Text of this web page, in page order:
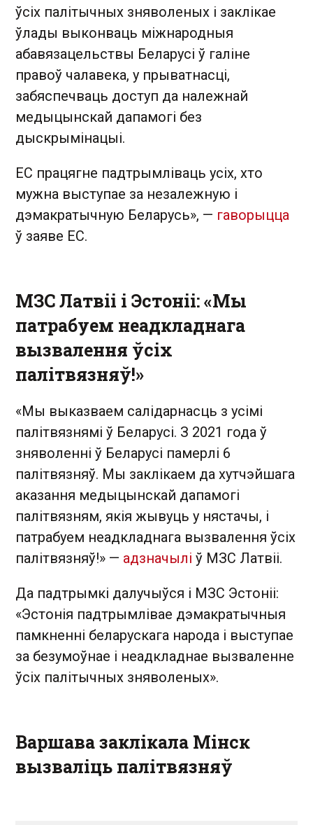
ўсіх палітычных зняволеных і заклікае
ўлады выконваць міжнародныя
абавязацельствы Беларусі ў галіне
правоў чалавека, у прыватнасці,
забяспечваць доступ да належнай
медыцынскай дапамогі без
дыскрымінацыі.
ЕС працягне падтрымліваць усіх, хто
мужна выступае за незалежную і
дэмакратычную Беларусь», — гаворыцца
ў заяве ЕС.
МЗC Латвіі і Эстоніі: «Мы
патрабуем неадкладнага
вызвалення ўсіх
палітвязняў!»
«Мы выказваем салідарнасць з усімі
палітвязнямі ў Беларусі. З 2021 года ў
зняволенні ў Беларусі памерлі 6
палітвязняў. Мы заклікаем да хутчэйшага
аказання медыцынскай дапамогі
палітвязням, якія жывуць у нястачы, і
патрабуем неадкладнага вызвалення ўсіх
палітвязняў!» — адзначылі ў МЗС Латвіі.
Да падтрымкі далучыўся і МЗС Эстоніі:
«Эстонія падтрымлівае дэмакратычныя
памкненні беларускага народа і выступае
за безумоўнае і неадкладнае вызваленне
ўсіх палітычных зняволеных».
Варшава заклікала Мінск
вызваліць палітвязняў